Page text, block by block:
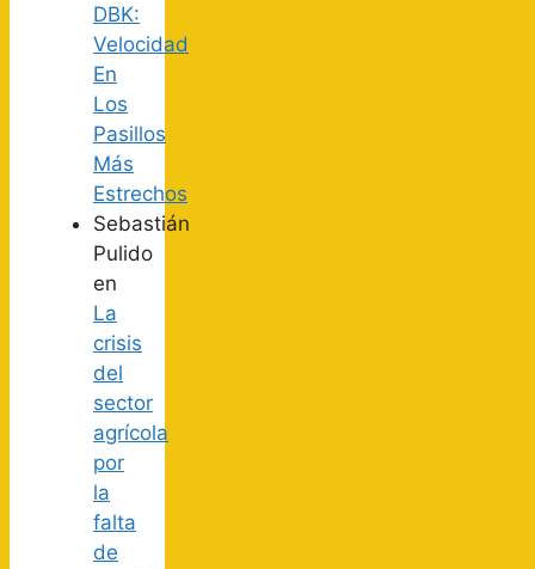
DBK:
Velocidad
En
Los
Pasillos
Más
Estrechos
Sebastián
Pulido
en
La
crisis
del
sector
agrícola
por
la
falta
de